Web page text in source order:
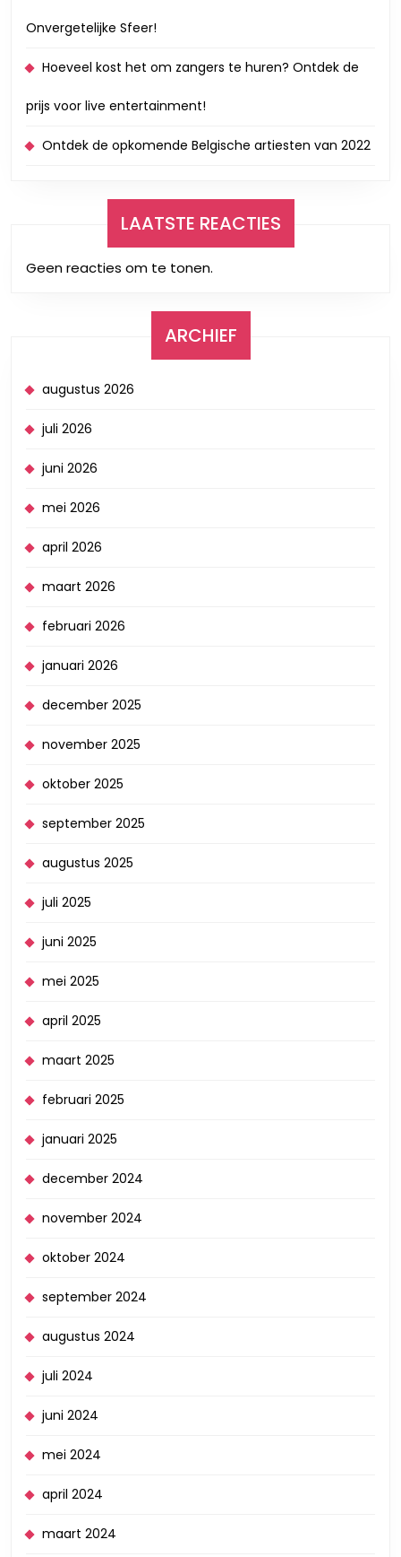
Onvergetelijke Sfeer!
Hoeveel kost het om zangers te huren? Ontdek de
prijs voor live entertainment!
Ontdek de opkomende Belgische artiesten van 2022
LAATSTE REACTIES
Geen reacties om te tonen.
ARCHIEF
augustus 2026
juli 2026
juni 2026
mei 2026
april 2026
maart 2026
februari 2026
januari 2026
december 2025
november 2025
oktober 2025
september 2025
augustus 2025
juli 2025
juni 2025
mei 2025
april 2025
maart 2025
februari 2025
januari 2025
december 2024
november 2024
oktober 2024
september 2024
augustus 2024
juli 2024
juni 2024
mei 2024
april 2024
maart 2024